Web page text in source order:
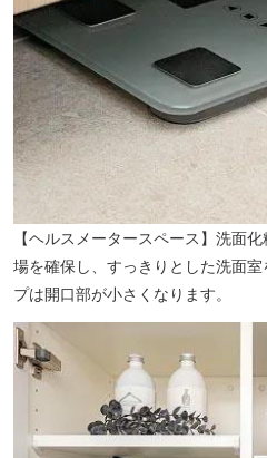
【ヘルスメータースペース】洗面
場を確保し、すっきりとした洗面
プは開口部が小さくなります。